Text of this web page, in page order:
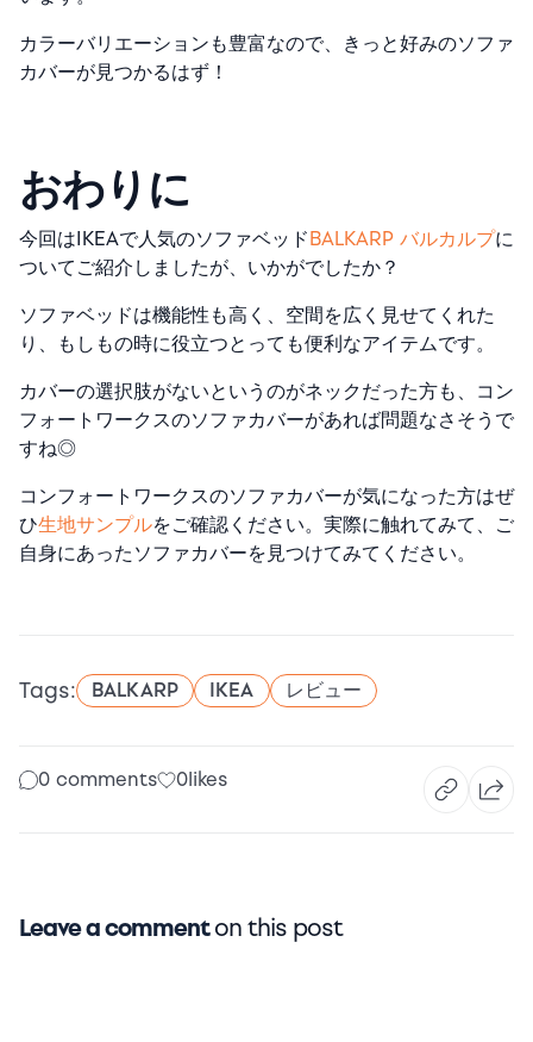
カラーバリエーションも豊富なので、きっと好みのソファ
カバーが見つかるはず！
おわりに
今回はIKEAで人気のソファベッドBALKARP バルカルプに
ついてご紹介しましたが、いかがでしたか？
ソファベッドは機能性も高く、空間を広く見せてくれた
り、もしもの時に役立つとっても便利なアイテムです。
カバーの選択肢がないというのがネックだった方も、コン
フォートワークスのソファカバーがあれば問題なさそうで
すね◎
コンフォートワークスのソファカバーが気になった方はぜ
ひ生地サンプルをご確認ください。実際に触れてみて、ご
自身にあったソファカバーを見つけてみてください。
Tags: BALKARP IKEA レビュー
0 comments 0likes
Leave a commenton this post